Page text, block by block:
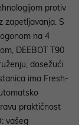
protiv
zapetljavanja. S
na 4
DEEBOT T90
dosežući
ima Fresh-
praktičnost
vašeg